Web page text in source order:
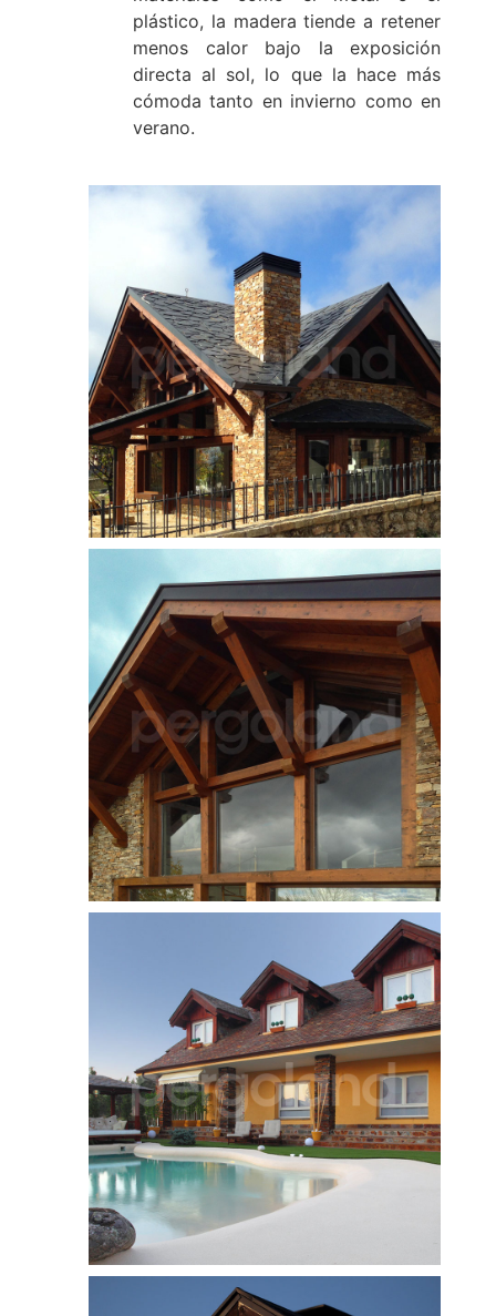
plástico, la madera tiende a retener
menos calor bajo la exposición
directa al sol, lo que la hace más
cómoda tanto en invierno como en
verano.